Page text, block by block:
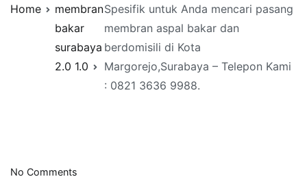
Home
membran
bakar
surabaya
2.0 1.0
Spesifik untuk Anda mencari pasang
membran aspal bakar dan
berdomisili di Kota
Margorejo,Surabaya – Telepon Kami
: 0821 3636 9988.
No Comments